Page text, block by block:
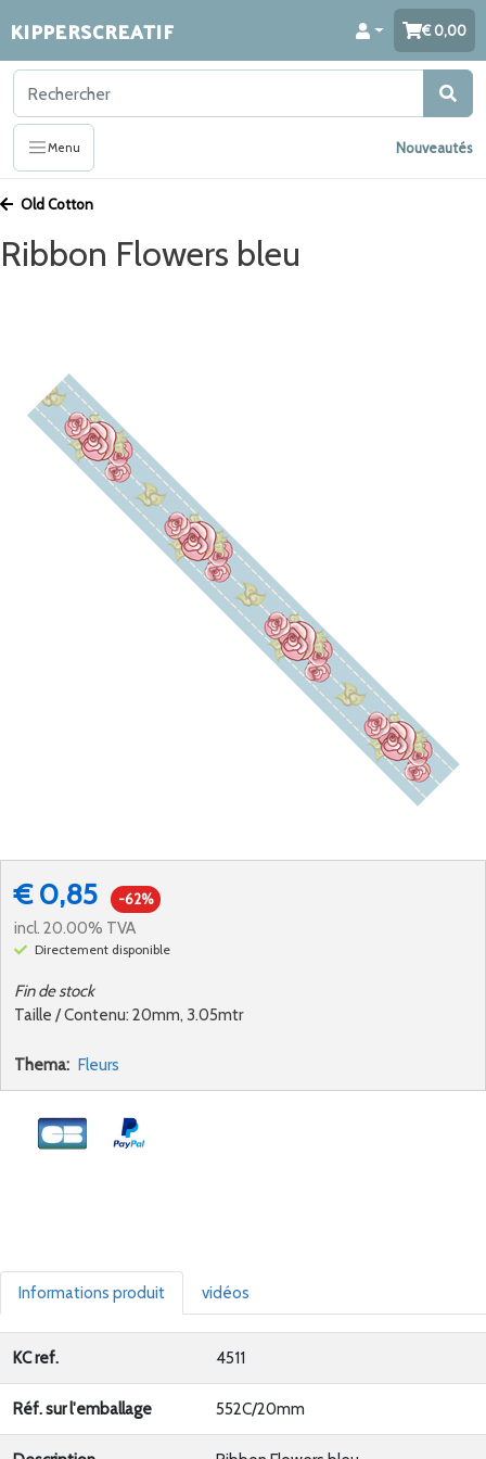
KIPPERSCREATIF 0,00
Menu Nouveautés
Old Cotton
Ribbon Flowers bleu
Taille / Contenu: 20mm, 3.05mtr
Fin de stock
€ 0,85 -62%
incl. 20.00% TVA
Directement disponible
Thema: Fleurs
Informations produit vidéos
KC ref. 4511
Réf. sur l'emballage 552C/20mm